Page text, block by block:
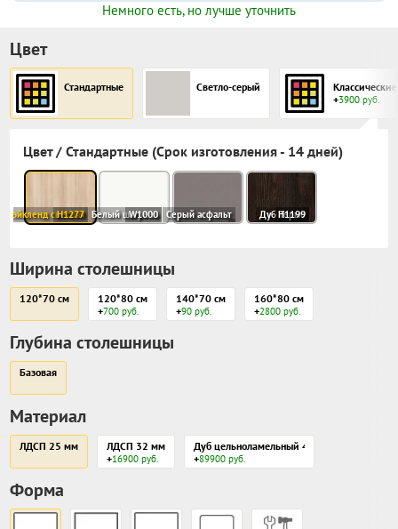
Немного есть, но лучше уточнить
Цвет
Стандартные Светло-серый
Классические
+3900 руб.
Цвет / Стандартные (Срок изготовления - 14 дней)
лэйкленд светлая
H1277 Белый шагрень
W1000 Серый асфальт Дуб Термо
H1199
Ширина столешницы
120*70 см
120*80 см
+700 руб.
140*70 см
+90 руб.
160*80 см
+2800 руб.
Глубина столешницы
Базовая
Материал
ЛДСП 25 мм
ЛДСП 32 мм
+16900 руб.
Дуб цельноламельный 40 мм
+89900 руб.
Форма